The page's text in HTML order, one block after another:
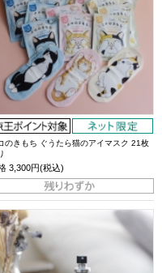
のきもち ぐうたら猫のアイマスク 21枚
3,300円(税込)